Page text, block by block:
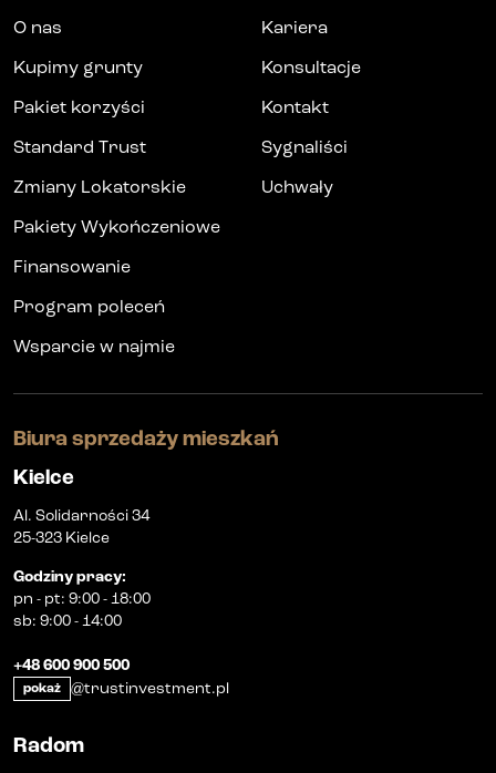
O nas
Kupimy grunty
Pakiet korzyści
Standard Trust
Zmiany Lokatorskie
Pakiety Wykończeniowe
Finansowanie
Program poleceń
Wsparcie w najmie
Kariera
Konsultacje
Kontakt
Sygnaliści
Uchwały
Biura sprzedaży mieszkań
Kielce
Al. Solidarności 34
25-323 Kielce
Godziny pracy:
pn - pt: 9:00 - 18:00
sb: 9:00 - 14:00
+48 600 900 500
pokaż @trustinvestment.pl
Radom